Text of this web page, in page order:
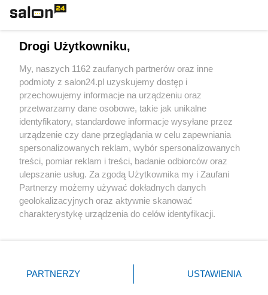
Sport
Społeczeństwo
Kultura
X Facebook Instagram Youtube
Drogi Użytkowniku,
My, naszych 1162 zaufanych partnerów oraz inne
podmioty z salon24.pl uzyskujemy dostęp i
przechowujemy informacje na urządzeniu oraz
przetwarzamy dane osobowe, takie jak unikalne
identyfikatory, standardowe informacje wysyłane przez
urządzenie czy dane przeglądania w celu zapewniania
spersonalizowanych reklam, wybór spersonalizowanych
treści, pomiar reklam i treści, badanie odbiorców oraz
ulepszanie usług. Za zgodą Użytkownika my i Zaufani
Partnerzy możemy używać dokładnych danych
geolokalizacyjnych oraz aktywnie skanować
charakterystykę urządzenia do celów identyfikacji.
zmienić/wycofać klikając przycisk ustawień prywatności
znajdujący się w lewym dolnym rogu strony
PARTNERZY USTAWIENIA